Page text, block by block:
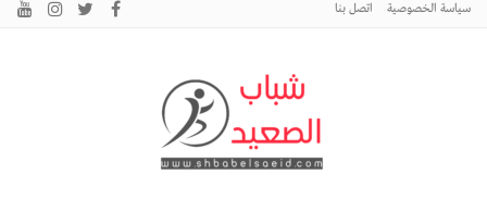
سياسة الخصوصية اتصل بنا